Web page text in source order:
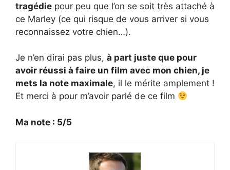
tragédie pour peu que l’on se soit très attaché à
ce Marley (ce qui risque de vous arriver si vous
reconnaissez votre chien…).
Je n’en dirai pas plus, à part juste que pour
avoir réussi à faire un film avec mon chien, je
mets la note maximale, il le mérite amplement !
Et merci à pour m’avoir parlé de ce film
Ma note : 5/5